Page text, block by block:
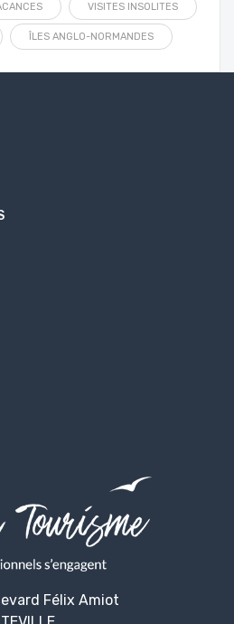
VISITES INSOLITES
ÎLES ANGLO-NORMANDES
Félix Amiot